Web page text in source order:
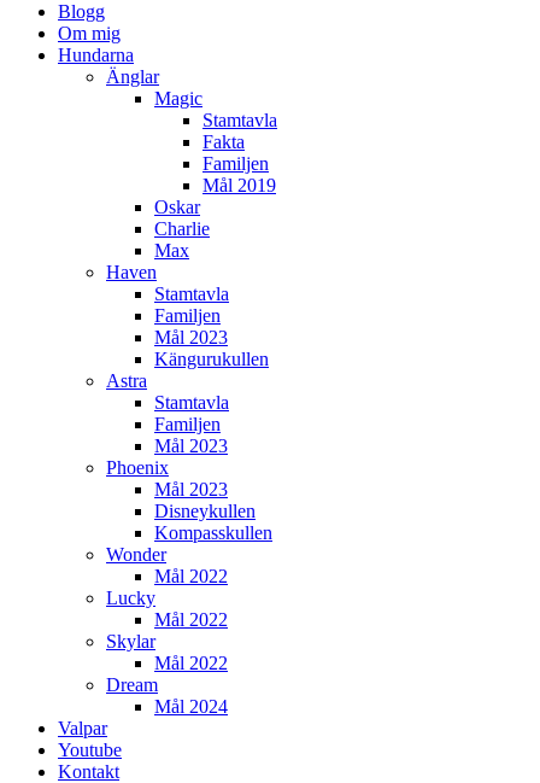
Freestylehundar.se
Blogg
Om mig
Hundarna
Änglar
Magic
Stamtavla
Fakta
Familjen
Mål 2019
Oskar
Charlie
Max
Haven
Stamtavla
Familjen
Mål 2023
Kängurukullen
Astra
Stamtavla
Familjen
Mål 2023
Phoenix
Mål 2023
Disneykullen
Kompasskullen
Wonder
Mål 2022
Lucky
Mål 2022
Skylar
Mål 2022
Dream
Mål 2024
Valpar
Youtube
Kontakt